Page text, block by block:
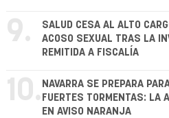
9.
SALUD CESA AL ALTO
ACOSO SEXUAL TRAS LA
REMITIDA A FISCALÍA
10. NAVARRA SE PREPARA
FUERTES TORMENTAS: LA
EN AVISO NARANJA